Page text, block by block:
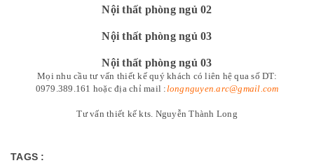
Nội thất phòng ngủ 02
Nội thất phòng ngủ 03
Nội thất phòng ngủ 03
Mọi nhu cầu tư vấn thiết kế quý khách có liên hệ qua số DT:
0979.389.161 hoặc địa chỉ mail : longnguyen.arc@gmail.com
Tư vấn thiết kế kts. Nguyễn Thành Long
TAGS :